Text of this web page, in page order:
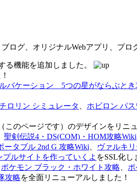
ログ、オリジナルWebアプリ、プ
る機能を追加しました。
バケーション 5つの星がならぶとき
ロリン シミュレータ ホビロン パ
のページです）のデザインをリニ
聖剣伝説4・DS(COM)・HOM攻略Wiki
ータブル 2nd G 攻略Wiki ヴァルキ
ルサイトを作っていくよ をSSL化し
ポケモン ブラック・ホワイト攻略
攻略を全面リニューアルしました！